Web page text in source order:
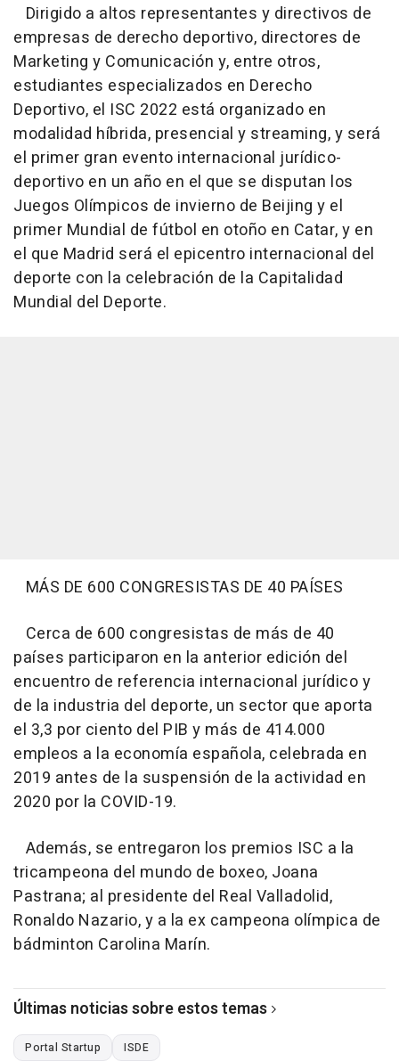
Dirigido a altos representantes y directivos de
empresas de derecho deportivo, directores de
Marketing y Comunicación y, entre otros,
estudiantes especializados en Derecho
Deportivo, el ISC 2022 está organizado en
modalidad híbrida, presencial y streaming, y será
el primer gran evento internacional jurídico-
deportivo en un año en el que se disputan los
Juegos Olímpicos de invierno de Beijing y el
primer Mundial de fútbol en otoño en Catar, y en
el que Madrid será el epicentro internacional del
deporte con la celebración de la Capitalidad
Mundial del Deporte.
MÁS DE 600 CONGRESISTAS DE 40 PAÍSES
Cerca de 600 congresistas de más de 40
países participaron en la anterior edición del
encuentro de referencia internacional jurídico y
de la industria del deporte, un sector que aporta
el 3,3 por ciento del PIB y más de 414.000
empleos a la economía española, celebrada en
2019 antes de la suspensión de la actividad en
2020 por la COVID-19.
Además, se entregaron los premios ISC a la
tricampeona del mundo de boxeo, Joana
Pastrana; al presidente del Real Valladolid,
Ronaldo Nazario, y a la ex campeona olímpica de
bádminton Carolina Marín.
Últimas noticias sobre estos temas
Portal Startup ISDE